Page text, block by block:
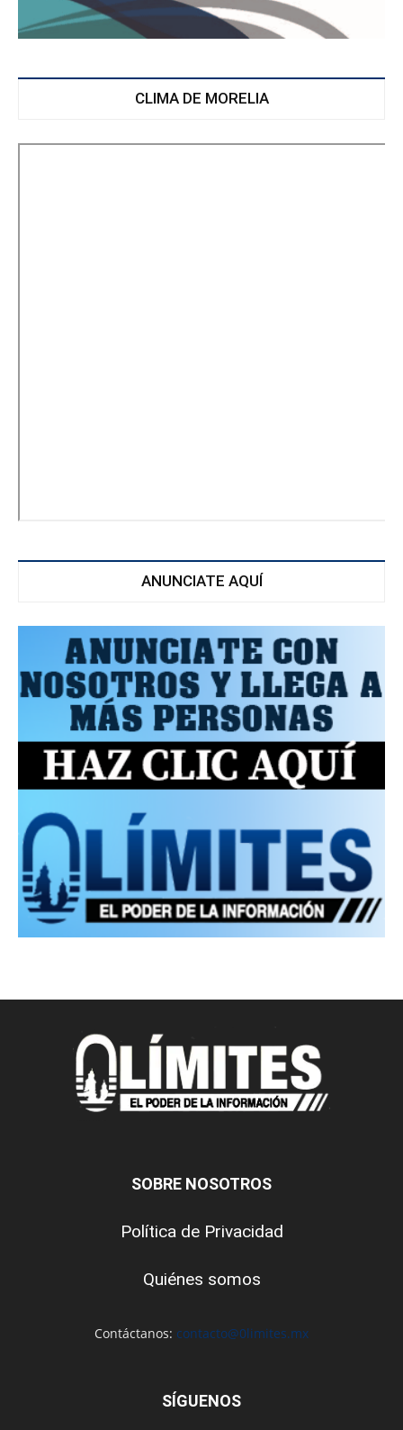
CLIMA DE MORELIA
ANUNCIATE AQUÍ
SOBRE NOSOTROS
Política de Privacidad
Quiénes somos
Contáctanos: contacto@0limites.mx
SÍGUENOS